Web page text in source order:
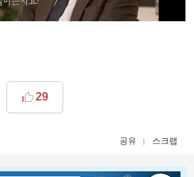
29
공유 스크랩